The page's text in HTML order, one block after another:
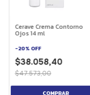
Cerave Crema Contorno
Ojos 14 ml
-20% OFF
$38.058,40
$47.573,00